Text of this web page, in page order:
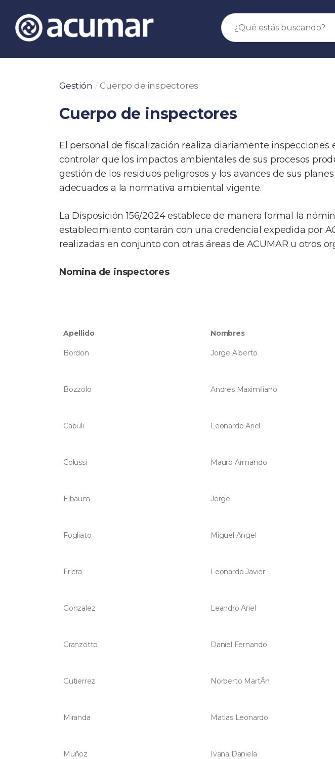
content
Gestión / Cuerpo de inspectores
Cuerpo de inspectores
El personal de fiscalización realiza diariamente
controlar que los impactos ambientales de sus procesos
gestión de los residuos peligrosos y los avances de sus
adecuados a la normativa ambiental vigente.
La Disposición 156/2024 establece de manera formal la
establecimiento contarán con una credencial expedida por
realizadas en conjunto con otras áreas de ACUMAR u otros
Nomina de inspectores
Apellido Nombres
Bordon Jorge Alberto
Bozzolo Andres Maximiliano
Cabuli Leonardo Ariel
Colussi Mauro Armando
Elbaum Jorge
Fogliato Miguel Angel
Friera Leonardo Javier
Gonzalez Leandro Ariel
Granzotto Daniel Fernando
Gutierrez Norberto MartÃ­n
Miranda Matias Leonardo
Muñoz Ivana Daniela